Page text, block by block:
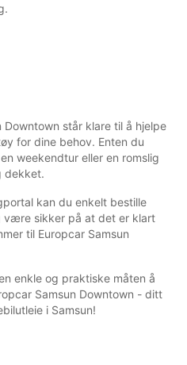
Downtown står klare til å hjelpe
for dine behov. Enten du
weekendtur eller en romslig
dekket.
kan du enkelt bestille
sikker på at det er klart
til Europcar Samsun
enkle og praktiske måten å
Samsun Downtown - ditt
i Samsun!